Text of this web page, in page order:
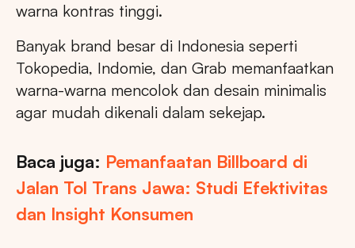
warna kontras tinggi.
Banyak brand besar di Indonesia seperti
Tokopedia, Indomie, dan Grab memanfaatkan
warna-warna mencolok dan desain minimalis
agar mudah dikenali dalam sekejap.
Baca juga: Pemanfaatan Billboard di
Jalan Tol Trans Jawa: Studi Efektivitas
dan Insight Konsumen